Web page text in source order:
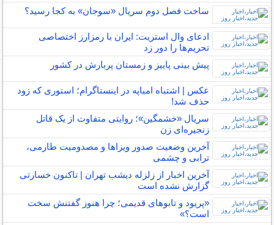
ساخت فصل دوم سریال «سوجان» به کجا رسید؟
ادعای وال استریت: ایران با رمزارز اختصاصی
تحریم‌ها را دور زد
پیش بینی پاییز و زمستان پربارش در کشور
عکس | اشتباه امباپه در اینستاگرام؛ استوری که زود
حذف شد!
سریال «خشمگین»؛ روایتی متفاوت از یک قاتل
زنجیره‌ای زن
آخرین وضعیت صدور ویزاها و مصدومیت طارمی،
ترابی و چشمی
آخرین اخبار از زلزله دیشب تهران | تاکنون خسارتی
گزارش نشده است
«پریود و تابوهای قدیمی؛ چرا هنوز گفتنش سخت
است؟»